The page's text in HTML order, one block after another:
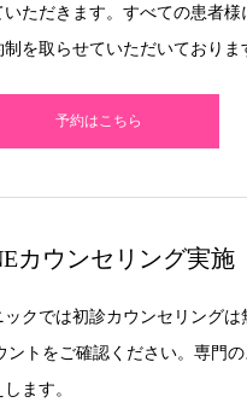
ただきます。すべての患者様
を取らせていただいておりま
予約はこちら
カウンセリング実施
クでは初診カウンセリングは
ントをご確認ください。専門
ます。